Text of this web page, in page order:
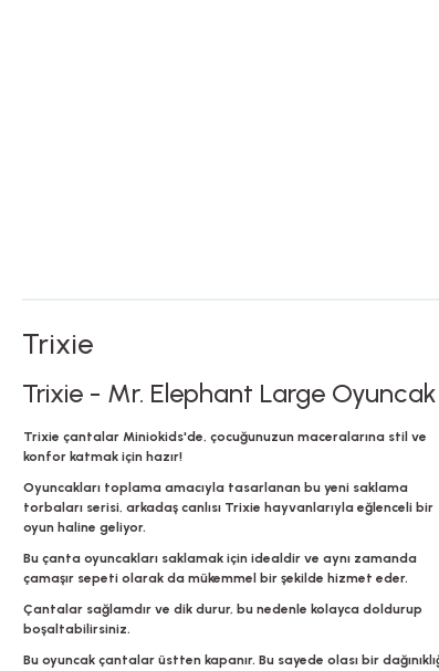
Trixie
Trixie - Mr. Elephant Large Oyuncak
Trixie çantalar Miniokids'de, çocuğunuzun maceralarına stil ve
konfor katmak için hazır!
Oyuncakları toplama amacıyla tasarlanan bu yeni saklama
torbaları serisi, arkadaş canlısı Trixie hayvanlarıyla eğlenceli bir
oyun haline geliyor.
Bu çanta oyuncakları saklamak için idealdir ve aynı zamanda
çamaşır sepeti olarak da mükemmel bir şekilde hizmet eder.
Çantalar sağlamdır ve dik durur, bu nedenle kolayca doldurup
boşaltabilirsiniz.
Bu oyuncak çantalar üstten kapanır. Bu sayede olası bir